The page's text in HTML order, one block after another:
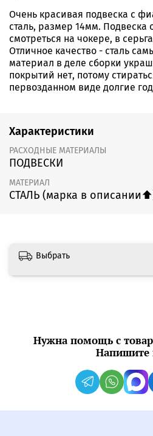
Очень красивая подвеска с
сталь, размер 14мм. Подвеска
смотреться на чокере, в
Отличное качество - сталь
материал в деле сборки
покрытий нет, потому
первозданном виде долгие
Характеристики
РАСХОДНЫЕ МАТЕРИАЛЫ
ПОДВЕСКИ
МАТЕРИАЛ
СТАЛЬ (марка в
Выбрать
Нужна помощь с
Напишите